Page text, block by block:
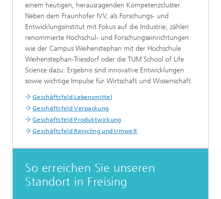
einem heutigen, herausragenden Kompetenzcluster.
Neben dem Fraunhofer IVV, als Forschungs- und
Entwicklungsinstitut mit Fokus auf die Industrie, zählen
renommierte Hochschul- und Forschungseinrichtungen
wie der Campus Weihenstephan mit der Hochschule
Weihenstephan-Triesdorf oder die TUM School of Life
Science dazu. Ergebnis sind innovative Entwicklungen
sowie wichtige Impulse für Wirtschaft und Wissenschaft.
Geschäftsfeld Lebensmittel
Geschäftsfeld Verpackung
Geschäftsfeld Produktwirkung
Geschäftsfeld Recycling und Umwelt
So erreichen Sie unseren
Standort in Freising